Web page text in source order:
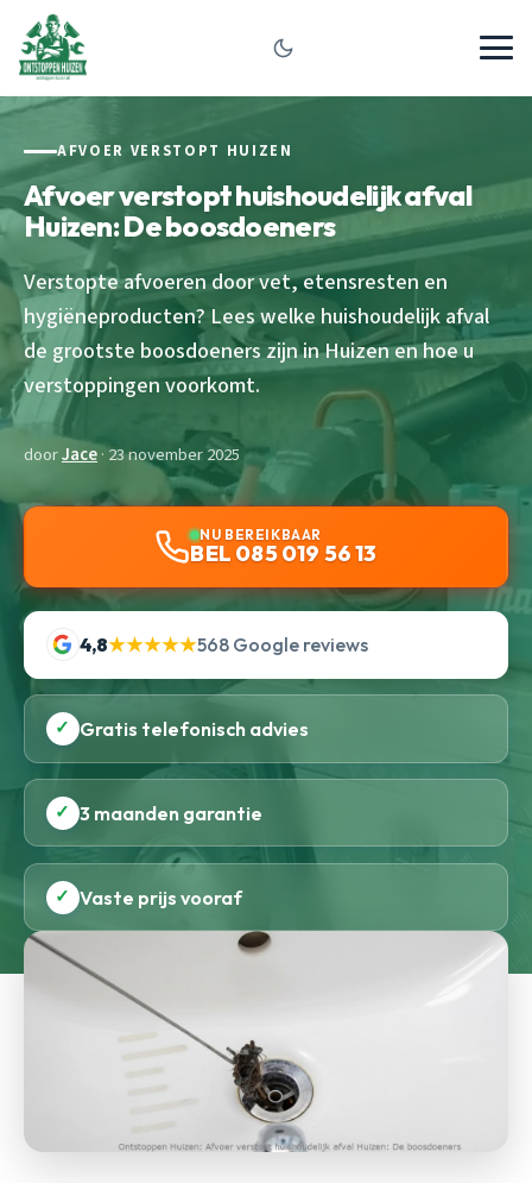
AFVOER VERSTOPT HUIZEN
Afvoer verstopt huishoudelijk afval
Huizen: De boosdoeners
Verstopte afvoeren door vet, etensresten en
hygiëneproducten? Lees welke huishoudelijk afval
de grootste boosdoeners zijn in Huizen en hoe u
verstoppingen voorkomt.
doorJace· 23 november 2025
NU BEREIKBAAR
BEL 085 019 56 13
4,8★★★★★568 Google reviews
✓ Gratis telefonisch advies
✓ 3 maanden garantie
✓ Vaste prijs vooraf